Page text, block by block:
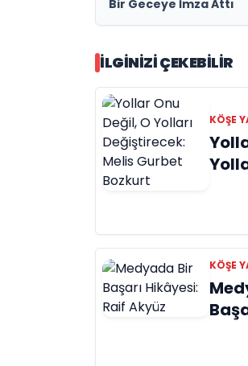
Bir Geceye İmza Attı
İLGINIZI ÇEKEBILIR
KÖŞE
KÖŞE